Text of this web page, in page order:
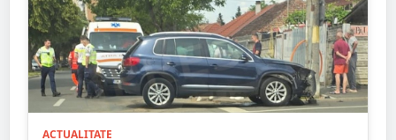
ACTUALITATE